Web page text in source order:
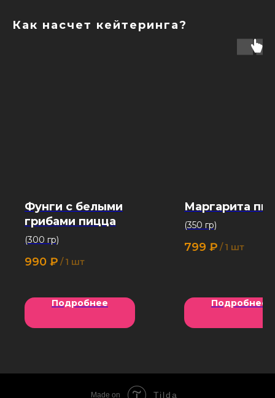
Как насчет кейтеринга?
Фунги с белыми
грибами пицца
(300 гр)
990 ₽ / 1 шт
Подробнее
Маргарита
(350 гр)
799 ₽ / 1 шт
Подробнее
Made on Tilda